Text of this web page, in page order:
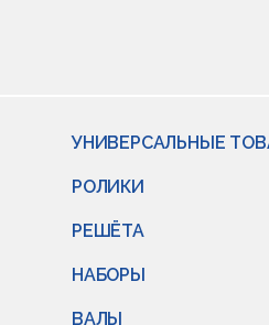
УНИВЕРСАЛЬНЫЕ
РОЛИКИ
РЕШЁТА
НАБОРЫ
ВАЛЫ